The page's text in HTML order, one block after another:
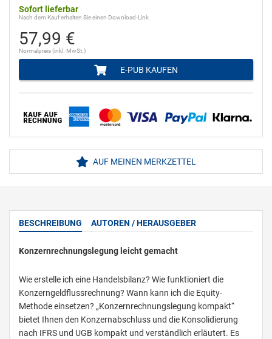
Sofort lieferbar
Nach dem Kauf erhalten Sie einen Download-Link
57,99 €
Normalpreis (inkl. MwSt.)
E-PUB KAUFEN
AUF MEINEN MERKZETTEL
BESCHREIBUNG AUTOREN / HERAUSGEBER
Konzernrechnungslegung leicht gemacht
Wie erstelle ich eine Handelsbilanz? Wie funktioniert die
Konzerngeldflussrechnung? Wann kann ich die Equity-
Methode einsetzen? „Konzernrechnungslegung kompakt“
bietet Ihnen den Konzernabschluss und die Konsolidierung
nach IFRS und UGB kompakt und verständlich erläutert. Es